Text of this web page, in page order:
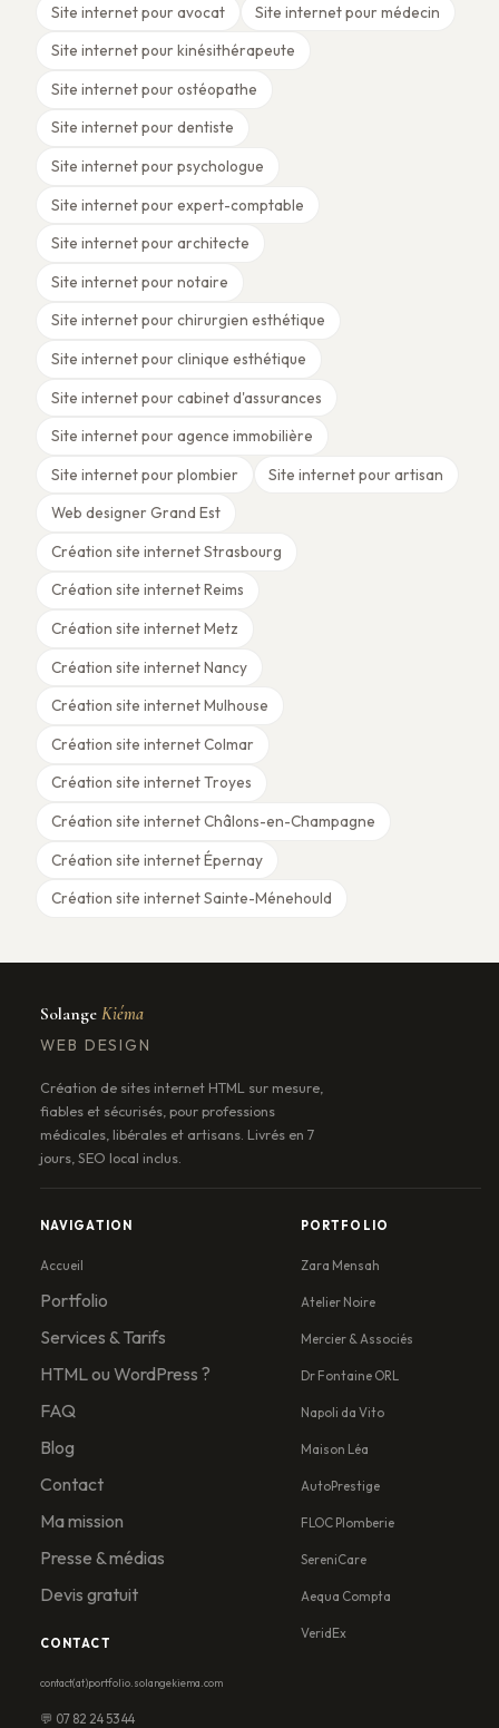
Site internet pour avocat
Site internet pour médecin
Site internet pour kinésithérapeute
Site internet pour ostéopathe
Site internet pour dentiste
Site internet pour psychologue
Site internet pour expert-comptable
Site internet pour architecte
Site internet pour notaire
Site internet pour chirurgien esthétique
Site internet pour clinique esthétique
Site internet pour cabinet d'assurances
Site internet pour agence immobilière
Site internet pour plombier
Site internet pour artisan
Web designer Grand Est
Création site internet Strasbourg
Création site internet Reims
Création site internet Metz
Création site internet Nancy
Création site internet Mulhouse
Création site internet Colmar
Création site internet Troyes
Création site internet Châlons-en-Champagne
Création site internet Épernay
Création site internet Sainte-Ménehould
Solange Kiéma
WEB DESIGN
Création de sites internet HTML sur mesure,
fiables et sécurisés, pour professions
médicales, libérales et artisans. Livrés en 7
jours, SEO local inclus.
NAVIGATION
Accueil
Portfolio
Services & Tarifs
HTML ou WordPress ?
FAQ
Blog
Contact
Ma mission
Presse & médias
Devis gratuit
CONTACT
contact(at)portfolio.solangekiema.com
💬 07 82 24 53 44
PORTFOLIO
Zara Mensah
Atelier Noire
Mercier & Associés
Dr Fontaine ORL
Napoli da Vito
Maison Léa
AutoPrestige
FLOC Plomberie
SereniCare
Aequa Compta
VeridEx